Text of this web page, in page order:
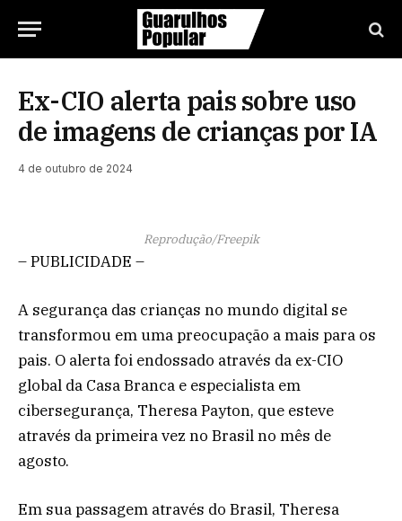
Ex-CIO alerta pais sobre uso
de imagens de crianças por IA
4 de outubro de 2024
Reprodução/Freepik
– PUBLICIDADE –
A segurança das crianças no mundo digital se
transformou em uma preocupação a mais para os
pais. O alerta foi endossado através da ex-CIO
global da Casa Branca e especialista em
cibersegurança, Theresa Payton, que esteve
através da primeira vez no Brasil no mês de
agosto.
Em sua passagem através do Brasil, Theresa